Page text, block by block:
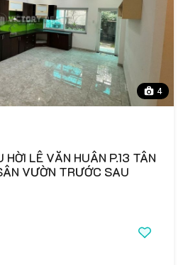
4
HỜI LÊ VĂN HUÂN P.13 TÂN
VƯỜN TRƯỚC SAU